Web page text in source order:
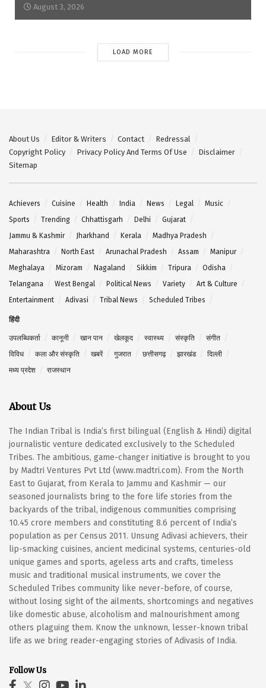
August 3, 2026
LOAD MORE
About Us Editor & Writers Contact
Redressal
Copyright Policy
Privacy Policy And Terms Of Use
Disclaimer
Sitemap
Achievers Cuisine Health India News Legal
Music
Sports
Trending Chhattisgarh Delhi
Gujarat
Jammu & Kashmir
Jharkhand Kerala
Madhya Pradesh
Maharashtra
North East Arunachal Pradesh Assam
Manipur
Meghalaya
Mizoram Nagaland Sikkim Tripura
Odisha
Telangana
West Bengal Political News Variety
Art & Culture
Entertainment
Adivasi Tribal News Scheduled Tribes
हिंदी
उपलब्धिकर्ता कानूनी खान पान खेलकूद स्वास्थ्य संस्कृति
संगीत
विविध
कला और संस्कृति खबरें गुजरात छत्तीसगढ़ झारखंड
दिल्ली
मध्य प्रदेश
राजस्थान
About Us
The Indian Tribal is India’s first bilingual (English & Hindi) digital
journalistic venture dedicated exclusively to the Scheduled
Tribes. The ambitious, game-changer initiative is brought to you
by Madtri Ventures Pvt Ltd (www.madtri.com). From the North
East to Gujarat, from Kerala to Jammu and Kashmir — our
seasoned journalists bring to the fore life stories from the
backyards of the tribal, indigenous communities comprising
10.45 crore members and constituting 8.6 percent of India’s
population as per Census 2011. Unsung Adivasi achievers, their
lip-smacking cuisines, ancient medicinal systems, centuries-old
unique games and sports, ageless arts and crafts, timeless
music and traditional musical instruments, we cover the
Scheduled Tribes community like never-before, of course,
without losing sight of the ailments, shortcomings and negatives
like domestic abuse, alcoholism and malnourishment among
others plaguing them. Know the unknown, lesser-known tribal
life as we bring reader-engaging stories of Adivasis of India.
Follow Us